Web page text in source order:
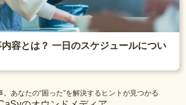
容とは？ 一日のスケジュールについ
。あなたの“困った”を解決するヒントが見つかる